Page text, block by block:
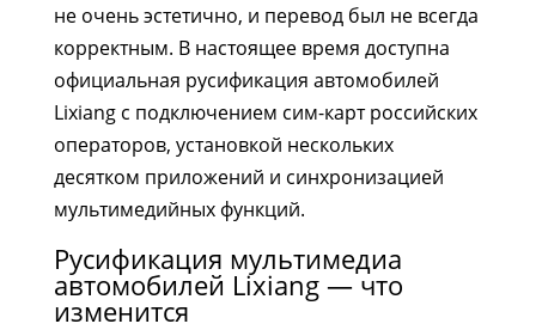
не очень эстетично, и перевод был не всегда
корректным. В настоящее время доступна
официальная русификация автомобилей
Lixiang с подключением сим-карт российских
операторов, установкой нескольких
десятком приложений и синхронизацией
мультимедийных функций.
Русификация мультимедиа
автомобилей Lixiang — что
изменится